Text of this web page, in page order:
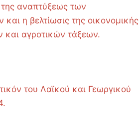
της αναπτύξεως των
η βελτίωσις της οικονομικής
αγροτικών τάξεων.
του Λαϊκού και Γεωργικού